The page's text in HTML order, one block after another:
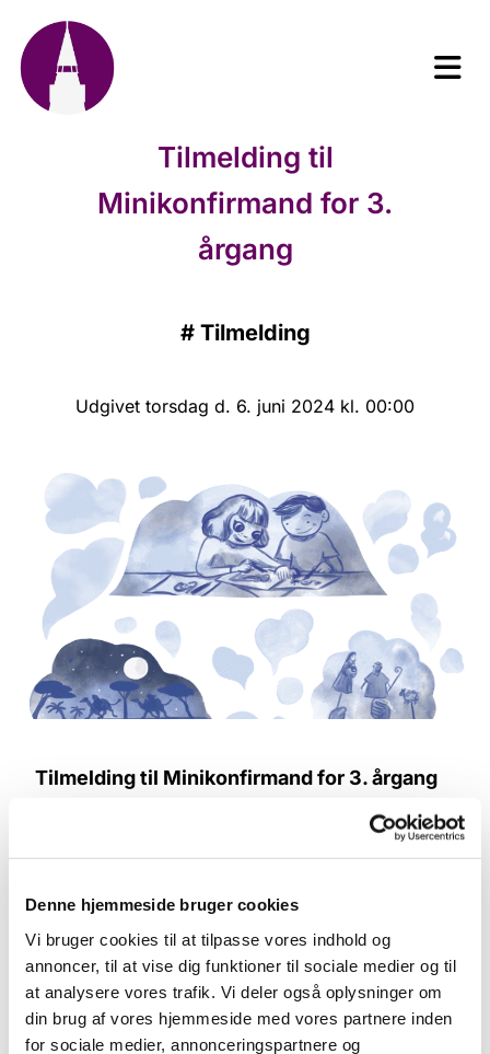
Denne hjemmeside bruger cookies
Vi bruger cookies til at tilpasse vores indhold og
annoncer, til at vise dig funktioner til sociale medier og til
at analysere vores trafik. Vi deler også oplysninger om
din brug af vores hjemmeside med vores partnere inden
for sociale medier, annonceringspartnere og
Tilmelding til
Minikonfirmand for 3.
årgang
# Tilmelding
Udgivet torsdag d. 6. juni 2024 kl. 00:00
Tilmelding til Minikonfirmand for 3. årgang
For tilmelding -Tryk her